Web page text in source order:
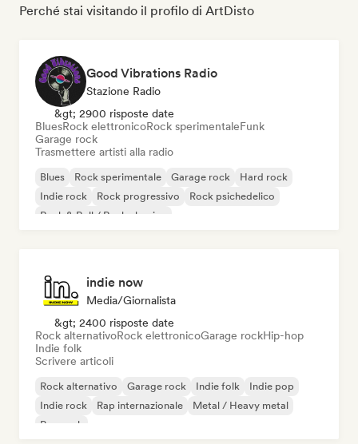
Perché stai visitando il profilo di ArtDisto
Good Vibrations Radio
Stazione Radio
&gt; 2900 risposte date
BluesRock elettronicoRock sperimentaleFunk
Garage rock
Trasmettere artisti alla radio
Blues Rock sperimentale Garage rock
Hard rock
Indie rock
Rock progressivo
Rock psichedelico
Rock & Roll / Rock classico
indie now
Media/Giornalista
&gt; 2400 risposte date
Rock alternativoRock elettronicoGarage rockHip-hop
Indie folk
Scrivere articoli
Rock alternativo Garage rock Indie folk
Indie pop
Indie rock
Rap internazionale
Metal / Heavy metal
Pop rock